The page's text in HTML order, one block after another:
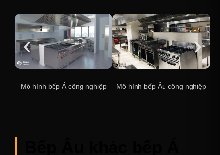
Mô hình bếp Á công nghiệp Mô hình bếp Âu công nghiệp